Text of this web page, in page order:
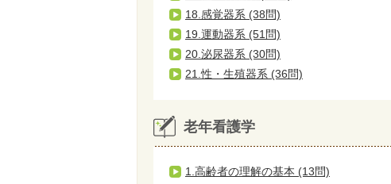
18.感覚器系 (38問)
19.運動器系 (51問)
20.泌尿器系 (30問)
21.性・生殖器系 (36問)
老年看護学
1.高齢者の理解の基本 (13問)